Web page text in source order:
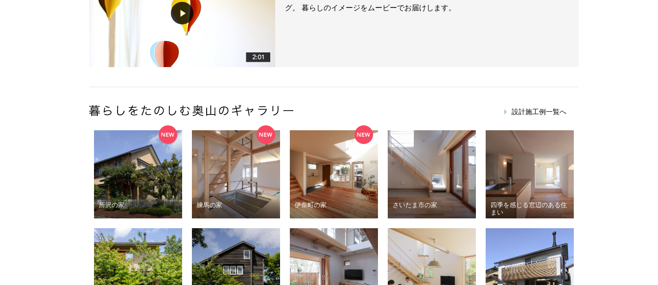
グ。 暮らしのイメージをムービーでお届けします。
設計施工例一覧へ
所沢の家 練馬の家 伊奈町の家 さいたま市の家
四季を感じる窓辺のある住
まい